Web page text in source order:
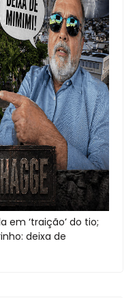
em ‘traição’ do tio;
deixa de